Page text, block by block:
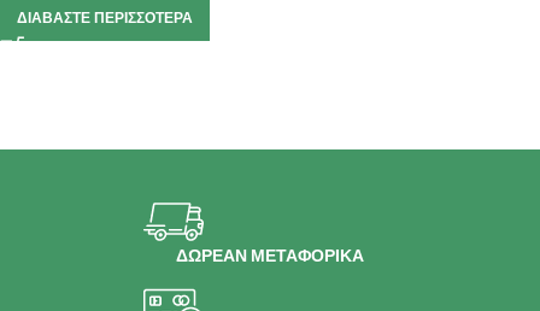
ΔΙΑΒΆΣΤΕ ΠΕΡΙΣΣΌΤΕΡΑ
ΔΩΡΕΑΝ ΜΕΤΑΦΟΡΙΚΑ